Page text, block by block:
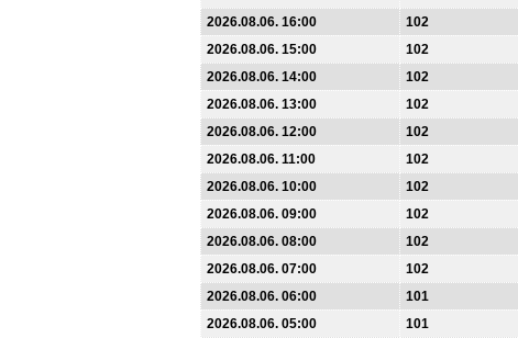
2026.08.06. 16:00
102
2026.08.06. 15:00
102
2026.08.06. 14:00
102
2026.08.06. 13:00
102
2026.08.06. 12:00
102
2026.08.06. 11:00
102
2026.08.06. 10:00
102
2026.08.06. 09:00
102
2026.08.06. 08:00
102
2026.08.06. 07:00
102
2026.08.06. 06:00
101
2026.08.06. 05:00
101